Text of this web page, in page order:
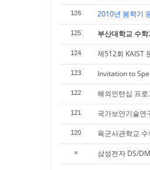
126 2010년 봄학기
125 부산대학교 수
124 제512회 KAIST
123 Invitation to
122 해외인턴십 프
121 국가보안기술연
120 육군사관학교
» 삼성전자 DS/